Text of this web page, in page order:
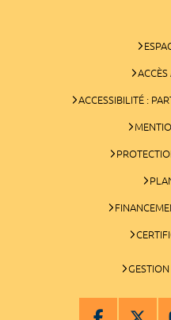
ACCESSIBILITÉ :